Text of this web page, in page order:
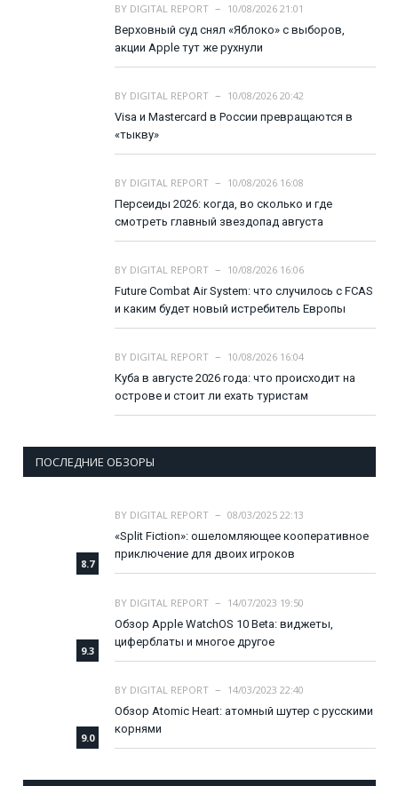
BY DIGITAL REPORT
10/08/2026 21:01
Верховный суд снял «Яблоко» с выборов,
акции Apple тут же рухнули
BY DIGITAL REPORT
10/08/2026 20:42
Visa и Mastercard в России превращаются в
«тыкву»
BY DIGITAL REPORT
10/08/2026 16:08
Персеиды 2026: когда, во сколько и где
смотреть главный звездопад августа
BY DIGITAL REPORT
10/08/2026 16:06
Future Combat Air System: что случилось с FCAS
и каким будет новый истребитель Европы
BY DIGITAL REPORT
10/08/2026 16:04
Куба в августе 2026 года: что происходит на
острове и стоит ли ехать туристам
ПОСЛЕДНИЕ ОБЗОРЫ
8.7
BY DIGITAL REPORT
08/03/2025 22:13
«Split Fiction»: ошеломляющее кооперативное
приключение для двоих игроков
9.3
BY DIGITAL REPORT
14/07/2023 19:50
Обзор Apple WatchOS 10 Beta: виджеты,
циферблаты и многое другое
9.0
BY DIGITAL REPORT
14/03/2023 22:40
Обзор Atomic Heart: атомный шутер с русскими
корнями